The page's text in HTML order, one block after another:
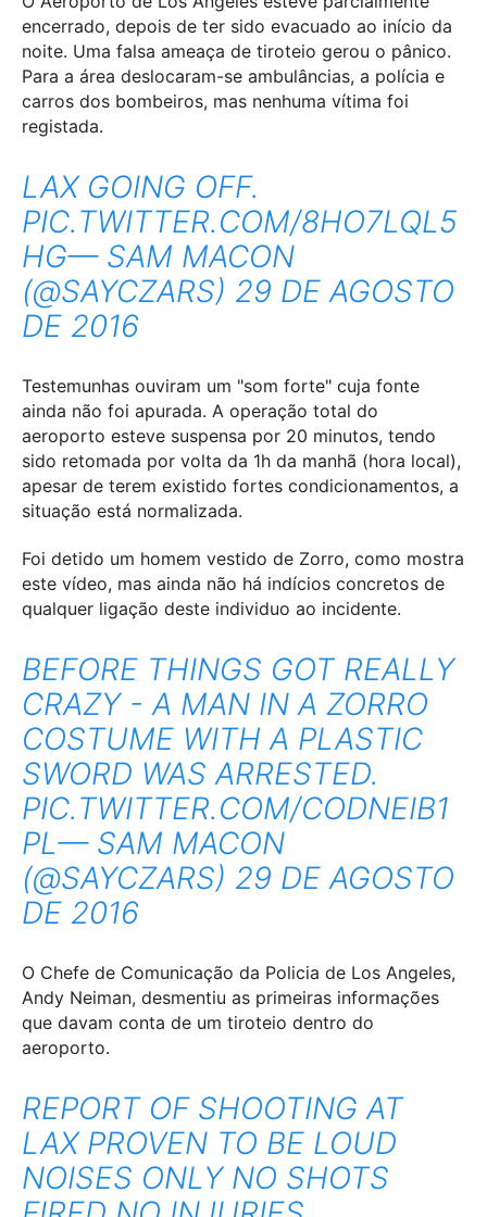
encerrado, depois de ter sido evacuado ao início da
noite. Uma falsa ameaça de tiroteio gerou o pânico.
Para a área deslocaram-se ambulâncias, a polícia e
carros dos bombeiros, mas nenhuma vítima foi
registada.
LAX GOING OFF.
PIC.TWITTER.COM/8HO7LQL5
HG— SAM MACON
(@SAYCZARS) 29 DE AGOSTO
DE 2016
Testemunhas ouviram um "som forte" cuja fonte
ainda não foi apurada. A operação total do
aeroporto esteve suspensa por 20 minutos, tendo
sido retomada por volta da 1h da manhã (hora local),
apesar de terem existido fortes condicionamentos, a
situação está normalizada.
Foi detido um homem vestido de Zorro, como mostra
este vídeo, mas ainda não há indícios concretos de
qualquer ligação deste individuo ao incidente.
BEFORE THINGS GOT REALLY
CRAZY - A MAN IN A ZORRO
COSTUME WITH A PLASTIC
SWORD WAS ARRESTED.
PIC.TWITTER.COM/CODNEIB1
PL— SAM MACON
(@SAYCZARS) 29 DE AGOSTO
DE 2016
O Chefe de Comunicação da Policia de Los Angeles,
Andy Neiman, desmentiu as primeiras informações
que davam conta de um tiroteio dentro do
aeroporto.
REPORT OF SHOOTING AT
LAX PROVEN TO BE LOUD
NOISES ONLY NO SHOTS